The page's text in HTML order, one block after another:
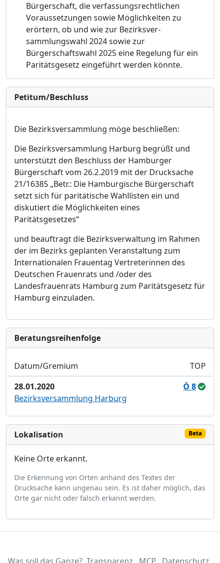
Bürgerschaft, die verfassungsrechtlichen
Voraussetzungen sowie Möglichkeiten zu
erörtern, ob und wie zur Bezirksver-
sammlungswahl 2024 sowie zur
Bürgerschaftswahl 2025 eine Regelung für ein
Paritätsgesetz eingeführt werden könnte.
Petitum/Beschluss
Die Bezirksversammlung möge beschließen:
Die Bezirksversammlung Harburg begrüßt und
unterstützt den Beschluss der Hamburger
Bürgerschaft vom 26.2.2019 mit der Drucksache
21/16385 „Betr.: Die Hamburgische Bürgerschaft
setzt sich für paritätische Wahllisten ein und
diskutiert die Möglichkeiten eines
Paritätsgesetzes“
und beauftragt die Bezirksverwaltung im Rahmen
der im Bezirks geplanten Veranstaltung zum
Internationalen Frauentag Vertreterinnen des
Deutschen Frauenrats und /oder des
Landesfrauenrats Hamburg zum Paritätsgesetz für
Hamburg einzuladen.
Bera­tungs­reihen­folge
Datum/Gremium
TOP
28.01.2020
Ö 8
Bezirksversammlung Harburg
Lokalisation Beta
Keine Orte erkannt.
Die Erkennung von Orten anhand des Textes der
Drucksache kann ungenau sein. Es ist daher möglich, das
Orte gar nicht oder falsch erkannt werden.